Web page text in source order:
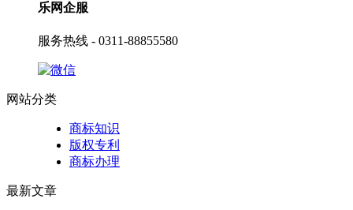
乐网企服
服务热线 - 0311-88855580
网站分类
商标知识
版权专利
商标办理
最新文章